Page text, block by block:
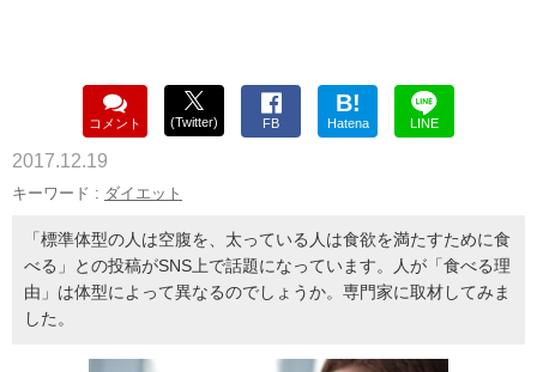
コメント (Twitter) FB
B!
Hatena LINE
2017.12.19
キーワード : ダイエット
「標準体型の人は空腹を、太っている人は食欲を満たすために食
べる」との投稿がSNS上で話題になっています。人が「食べる理
由」は体型によって異なるのでしょうか。専門家に取材してみま
した。